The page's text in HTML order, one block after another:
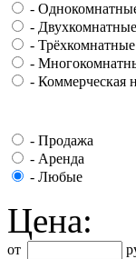
-
-
-
-
- Коммерческая
- Продажа
- Аренда
- Любые
Цена:
от